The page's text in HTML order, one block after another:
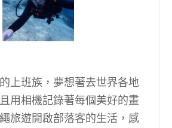
上班族，夢想著去世界各地
用相機記錄著每個美好的畫
旅遊開啟部落客的生活，感